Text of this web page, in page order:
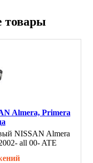
товары
Almera, Primera
NISSAN Almera
all 00- ATE